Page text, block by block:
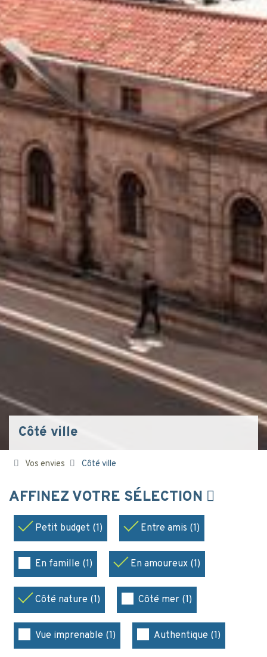
Côté ville
Vos envies Côté ville
AFFINEZ VOTRE SÉLECTION
Petit budget (1) Entre amis (1)
En famille (1) En amoureux (1)
Côté nature (1) Côté mer (1)
Vue imprenable (1) Authentique (1)